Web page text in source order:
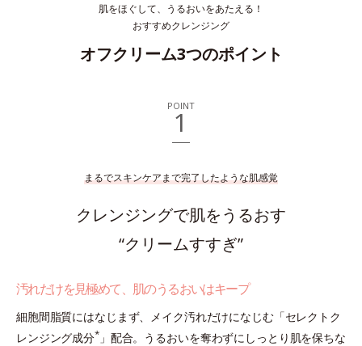
肌をほぐして、うるおいをあたえる！
おすすめクレンジング
オフクリーム3つのポイント
POINT
1
まるでスキンケアまで完了したような肌感覚
クレンジングで肌をうるおす
“クリームすすぎ”
汚れだけを見極めて、肌のうるおいはキープ
細胞間脂質にはなじまず、メイク汚れだけになじむ「セレクトク
レンジング成分*」配合。うるおいを奪わずにしっとり肌を保ちな